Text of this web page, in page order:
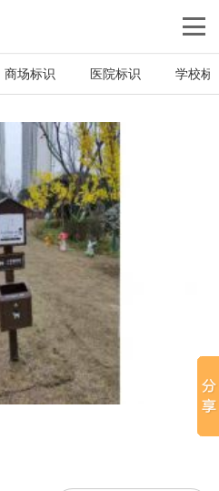
商场标识 医院标识 学校标